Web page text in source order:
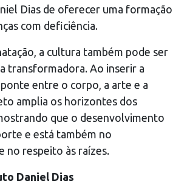
Dias de oferecer uma formação
com deficiência.
a cultura também pode ser
transformadora. Ao inserir a
entre o corpo, a arte e a
amplia os horizontes dos
que o desenvolvimento
e está também no
no respeito às raízes.
Daniel Dias